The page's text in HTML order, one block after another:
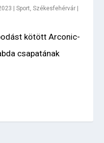
|Sport ,Székesfehérvár |
kötött Arconic-
csapatának